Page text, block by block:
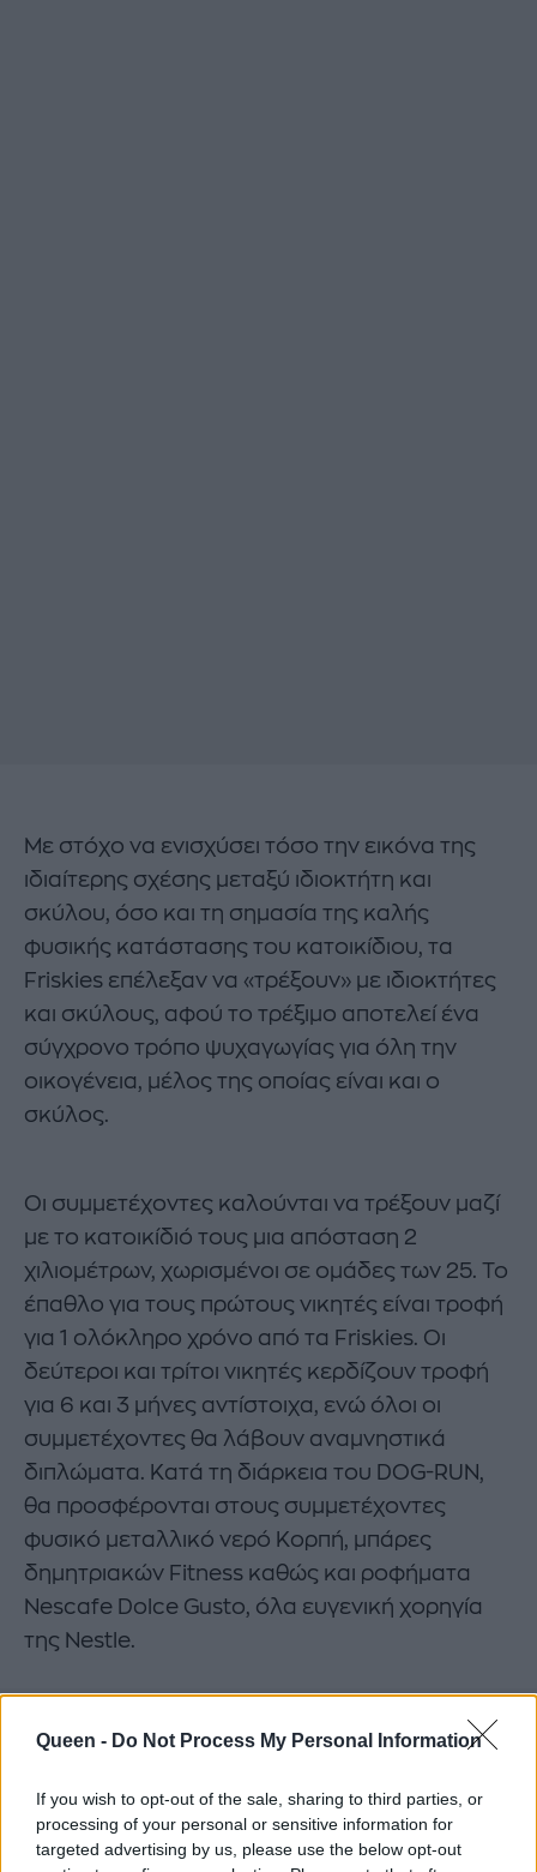
Queen - Do Not Process My Personal Information
If you wish to opt-out of the sale, sharing to third parties, or
processing of your personal or sensitive information for
targeted advertising by us, please use the below opt-out
Με στόχο να ενισχύσει τόσο την εικόνα της
ιδιαίτερης σχέσης μεταξύ ιδιοκτήτη και
σκύλου, όσο και τη σημασία της καλής
φυσικής κατάστασης του κατοικίδιου, τα
Friskies επέλεξαν να «τρέξουν» με ιδιοκτήτες
και σκύλους, αφού το τρέξιμο αποτελεί ένα
σύγχρονο τρόπο ψυχαγωγίας για όλη την
οικογένεια, μέλος της οποίας είναι και ο
σκύλος.
Οι συμμετέχοντες καλούνται να τρέξουν μαζί
με το κατοικίδιό τους μια απόσταση 2
χιλιομέτρων, χωρισμένοι σε ομάδες των 25. Το
έπαθλο για τους πρώτους νικητές είναι τροφή
για 1 ολόκληρο χρόνο από τα Friskies. Οι
δεύτεροι και τρίτοι νικητές κερδίζουν τροφή
για 6 και 3 μήνες αντίστοιχα, ενώ όλοι οι
συμμετέχοντες θα λάβουν αναμνηστικά
διπλώματα. Κατά τη διάρκεια του DOG-RUN,
θα προσφέρονται στους συμμετέχοντες
φυσικό μεταλλικό νερό Κορπή, μπάρες
δημητριακών Fitness καθώς και ροφήματα
Nescafe Dolce Gusto, όλα ευγενική χορηγία
της Nestle.